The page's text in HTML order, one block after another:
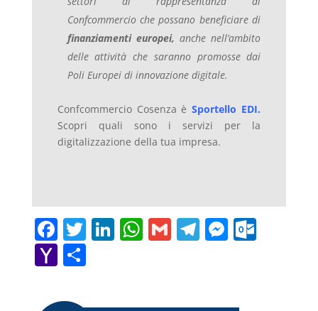
Confcommercio che possano beneficiare di
finanziamenti europei,anche nell’ambito
delle attività che saranno promosse dai
Poli Europei di innovazione digitale.
Confcommercio Cosenza èSportello EDI.
Scopri quali sono i servizi per la
digitalizzazione della tua impresa.
F
a
c
e
T
w
itt
Li W G T M O
Y
h
C
n